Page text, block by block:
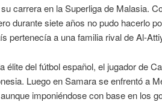
carrera en la Superliga de Malasia.
durante siete años no pudo hacerlo
pertenecía a una familia rival de Al-
élite del fútbol español, el jugador de
Luego en Samara se enfrentó a
imponiéndose con base en los